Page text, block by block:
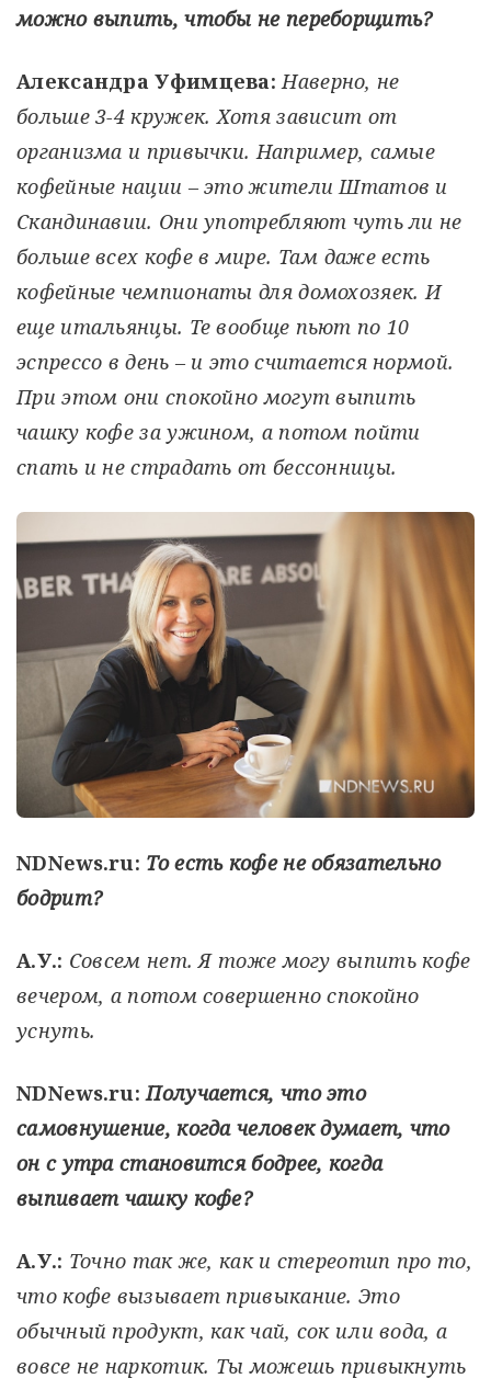
можно выпить, чтобы не переборщить?
Александра Уфимцева: Наверно, не
больше 3-4 кружек. Хотя зависит от
организма и привычки. Например, самые
кофейные нации – это жители Штатов и
Скандинавии. Они употребляют чуть ли не
больше всех кофе в мире. Там даже есть
кофейные чемпионаты для домохозяек. И
еще итальянцы. Те вообще пьют по 10
эспрессо в день – и это считается нормой.
При этом они спокойно могут выпить
чашку кофе за ужином, а потом пойти
спать и не страдать от бессонницы.
NDNews.ru: То есть кофе не обязательно
бодрит?
А.У.: Совсем нет. Я тоже могу выпить кофе
вечером, а потом совершенно спокойно
уснуть.
NDNews.ru: Получается, что это
самовнушение, когда человек думает, что
он с утра становится бодрее, когда
выпивает чашку кофе?
А.У.: Точно так же, как и стереотип про то,
что кофе вызывает привыкание. Это
обычный продукт, как чай, сок или вода, а
вовсе не наркотик. Ты можешь привыкнуть